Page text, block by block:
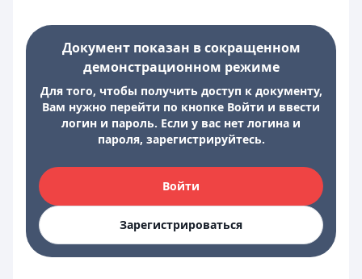
Документ показан в сокращенном
демонстрационном режиме
Для того, чтобы получить доступ к документу,
Вам нужно перейти по кнопке Войти и ввести
логин и пароль. Если у вас нет логина и
пароля, зарегистрируйтесь.
Войти
Зарегистрироваться